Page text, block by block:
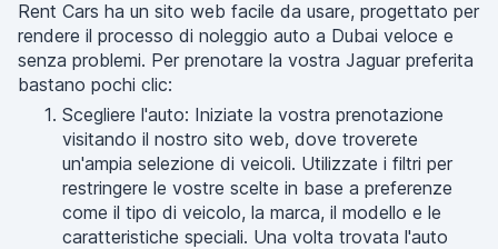
Rent Cars ha un sito web facile da usare, progettato per
rendere il processo di noleggio auto a Dubai veloce e
senza problemi. Per prenotare la vostra Jaguar preferita
bastano pochi clic:
Scegliere l'auto: Iniziate la vostra prenotazione
visitando il nostro sito web, dove troverete
un'ampia selezione di veicoli. Utilizzate i filtri per
restringere le vostre scelte in base a preferenze
come il tipo di veicolo, la marca, il modello e le
caratteristiche speciali. Una volta trovata l'auto